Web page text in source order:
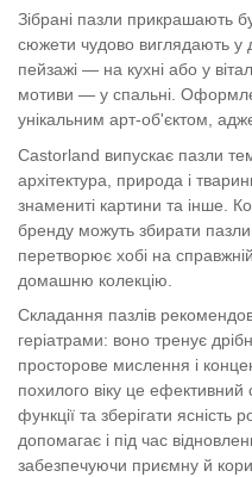
Зібрані пазли прикрашають
сюжети чудово виглядають у
пейзажі — на кухні або у
мотиви — у спальні.
унікальним арт-об'єктом,
Castorland випускає пазли
архітектура, природа і
знамениті картини та інше.
бренду можуть збирати
перетворює хобі на
домашню колекцію.
Складання пазлів
геріатрами: воно тренує
просторове мислення і
похилого віку це ефективний
функції та зберігати ясність
допомагає і під час
забезпечуючи приємну й